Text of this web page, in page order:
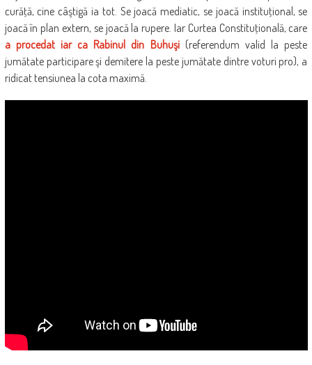
curăţă, cine câştigă ia tot. Se joacă mediatic, se joacă instituţional, se
joacă în plan extern, se joacă la rupere. Iar Curtea Constituţională, care
a procedat iar ca Rabinul din Buhuşi(referendum valid la peste
jumătate participare şi demitere la peste jumătate dintre voturi pro), a
ridicat tensiunea la cota maximă.